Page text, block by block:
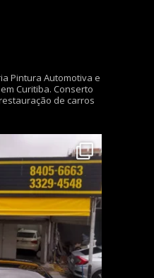
Pintura Automotiva e
Curitiba. Conserto
de carros